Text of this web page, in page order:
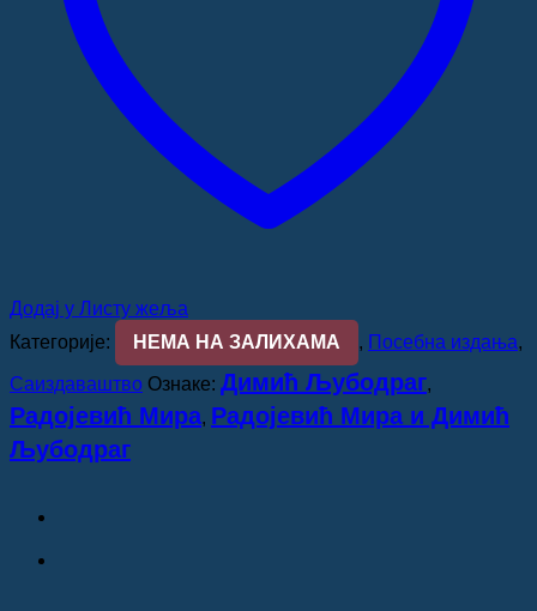
Додај у Листу жеља
Категорије:
НЕМА НА ЗАЛИХАМА , Посебна издања,
Саиздаваштво Ознаке: Димић Љубодраг,
Радојевић Мира, Радојевић Мира и Димић
Љубодраг